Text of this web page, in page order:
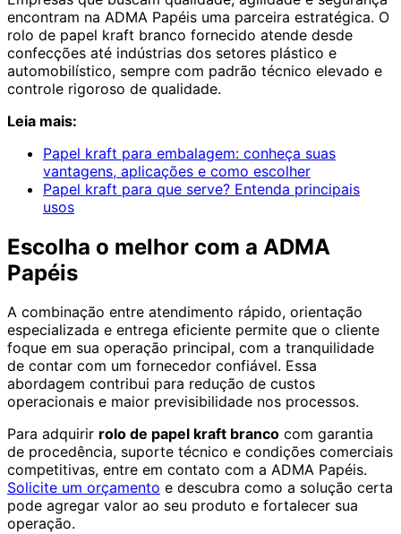
encontram na ADMA Papéis uma parceira estratégica. O
rolo de papel kraft branco fornecido atende desde
confecções até indústrias dos setores plástico e
automobilístico, sempre com padrão técnico elevado e
controle rigoroso de qualidade.
Leia mais:
Papel kraft para embalagem: conheça suas
vantagens, aplicações e como escolher
Papel kraft para que serve? Entenda principais
usos
Escolha o melhor com a ADMA
Papéis
A combinação entre atendimento rápido, orientação
especializada e entrega eficiente permite que o cliente
foque em sua operação principal, com a tranquilidade
de contar com um fornecedor confiável. Essa
abordagem contribui para redução de custos
operacionais e maior previsibilidade nos processos.
Para adquirir rolo de papel kraft branco com garantia
de procedência, suporte técnico e condições comerciais
competitivas, entre em contato com a ADMA Papéis.
Solicite um orçamento e descubra como a solução certa
pode agregar valor ao seu produto e fortalecer sua
operação.